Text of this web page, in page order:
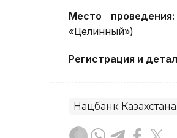
Место проведения:
«Целинный»)
Регистрация и
Нацбанк Казахстана